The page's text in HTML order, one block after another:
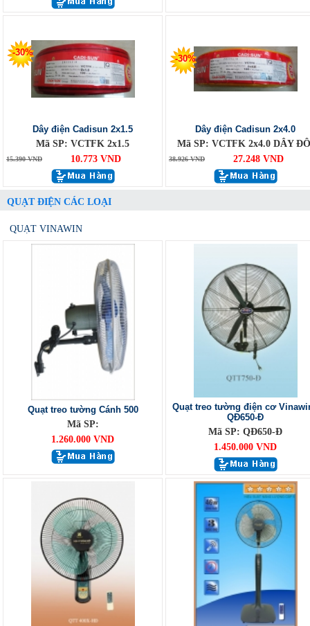
-30%
Dây điện Cadisun 2x1.5
Mã SP: VCTFK 2x1.5
15.390 VND 10.773 VND
-30%
Dây điện Cadisun 2x4.0
Mã SP: VCTFK 2x4.0 DÂY
38.926 VND 27.248 VND
QUẠT ĐIỆN CÁC LOẠI
QUẠT VINAWIN
Quạt treo tường Cánh 500
Mã SP:
1.260.000 VND
Quạt treo tường điện cơ
QĐ650-Đ
Mã SP: QĐ650-Đ
1.450.000 VND